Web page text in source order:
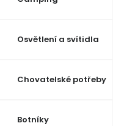
Osvětlení a svítidla
Chovatelské potřeby
Botníky